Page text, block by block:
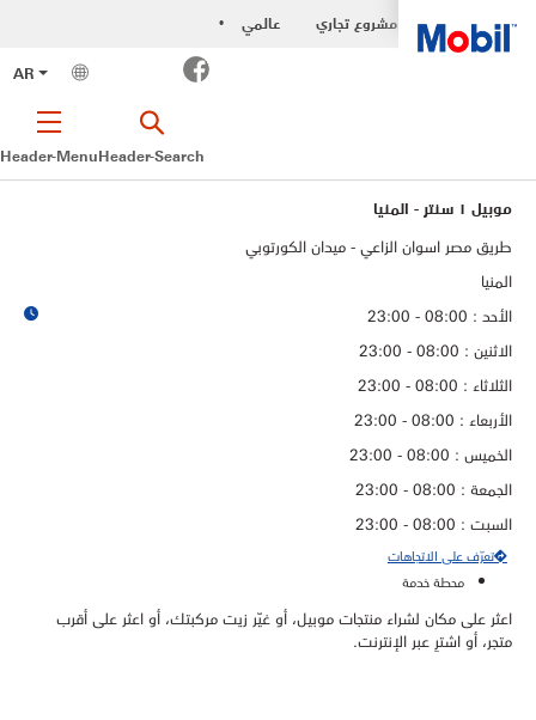
مشروع تجاري •
عالمي
AR
Facebook
Header-MenuHeader-Search
موبيل ١ سنتر - المنيا
طريق مصر اسوان الزاعي - ميدان الكورتوبي
المنيا
الأحد : 08:00 - 23:00
الاثنين : 08:00 - 23:00
الثلاثاء : 08:00 - 23:00
الأربعاء : 08:00 - 23:00
الخميس : 08:00 - 23:00
الجمعة : 08:00 - 23:00
السبت : 08:00 - 23:00
تعرّف على الاتجاهات
محطة خدمة
اعثر على مكان لشراء منتجات موبيل، أو غيّر زيت مركبتك، أو اعثر على أقرب
متجر، أو اشترِ عبر الإنترنت.